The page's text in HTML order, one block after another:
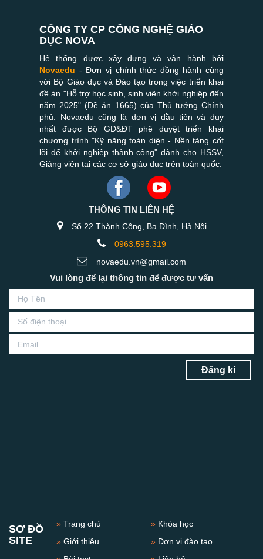
CÔNG TY CP CÔNG NGHỆ GIÁO
DỤC NOVA
Hệ thống được xây dựng và vận hành bởi
Novaedu - Đơn vị chính thức đồng hành cùng
với Bộ Giáo dục và Đào tạo trong việc triển khai
đề án "Hỗ trợ học sinh, sinh viên khởi nghiệp đến
năm 2025" (Đề án 1665) của Thủ tướng Chính
phủ. Novaedu cũng là đơn vị đầu tiên và duy
nhất được Bộ GD&ĐT phê duyệt triển khai
chương trình "Kỹ năng toàn diện - Nền tảng cốt
lõi để khởi nghiệp thành công" dành cho HSSV,
Giảng viên tại các cơ sở giáo dục trên toàn quốc.
THÔNG TIN LIÊN HỆ
Số 22 Thành Công, Ba Đình, Hà Nội
0963.595.319
novaedu.vn@gmail.com
Vui lòng để lại thông tin để được tư vấn
Đăng kí
SƠ ĐỒ
SITE
»Trang chủ
»Giới thiệu
» Khóa học
»Đơn vị đào tạo